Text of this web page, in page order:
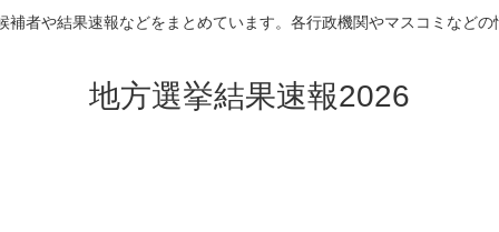
補者や結果速報などをまとめています。各行政機関やマスコミなどの
地方選挙結果速報2026